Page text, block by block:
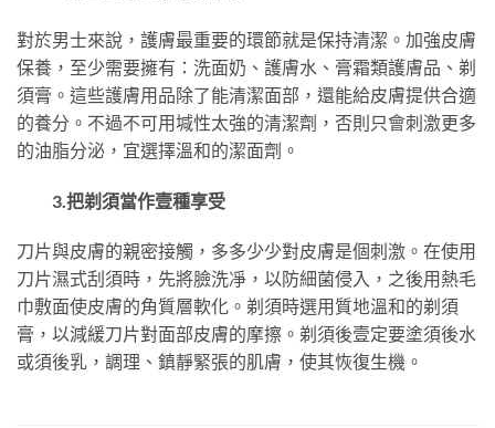
對於男士來說，護膚最重要的環節就是保持清潔。加強皮膚
保養，至少需要擁有：洗面奶、護膚水、膏霜類護膚品、剃
須膏。這些護膚用品除了能清潔面部，還能給皮膚提供合適
的養分。不過不可用堿性太強的清潔劑，否則只會刺激更多
的油脂分泌，宜選擇溫和的潔面劑。
3.把剃須當作壹種享受
刀片與皮膚的親密接觸，多多少少對皮膚是個刺激。在使用
刀片濕式刮須時，先將臉洗凈，以防細菌侵入，之後用熱毛
巾敷面使皮膚的角質層軟化。剃須時選用質地溫和的剃須
膏，以減緩刀片對面部皮膚的摩擦。剃須後壹定要塗須後水
或須後乳，調理、鎮靜緊張的肌膚，使其恢復生機。